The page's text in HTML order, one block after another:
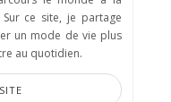
ce site, je partage
un mode de vie plus
au quotidien.